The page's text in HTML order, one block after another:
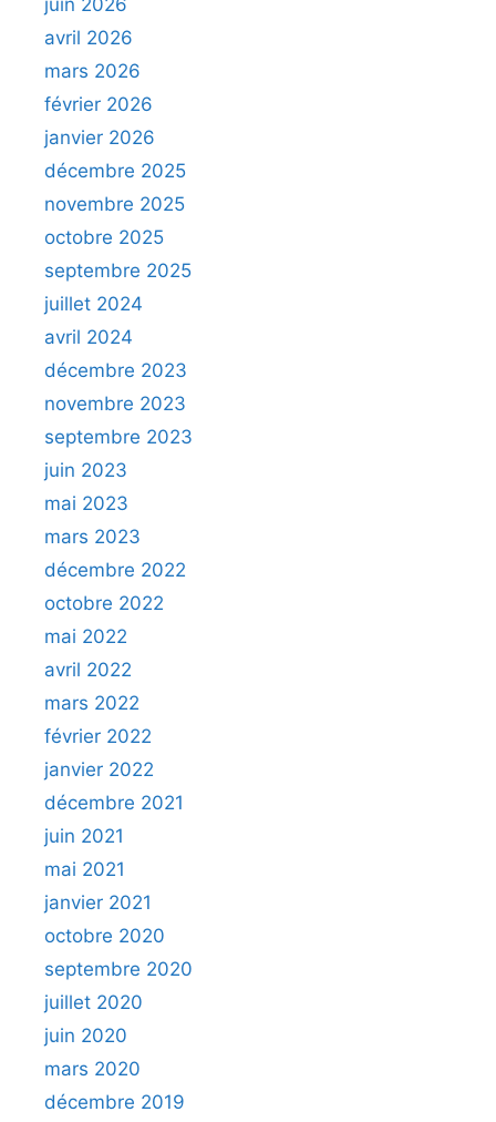
avril 2026
mars 2026
février 2026
janvier 2026
décembre 2025
novembre 2025
octobre 2025
septembre 2025
juillet 2024
avril 2024
décembre 2023
novembre 2023
septembre 2023
juin 2023
mai 2023
mars 2023
décembre 2022
octobre 2022
mai 2022
avril 2022
mars 2022
février 2022
janvier 2022
décembre 2021
juin 2021
mai 2021
janvier 2021
octobre 2020
septembre 2020
juillet 2020
juin 2020
mars 2020
décembre 2019